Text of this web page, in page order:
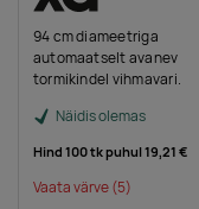
94 cm diameetriga
automaatselt avanev
tormikindel vihmavari.
Näidis olemas
Hind 100 tk puhul19,21 €
Vaata värve(5)